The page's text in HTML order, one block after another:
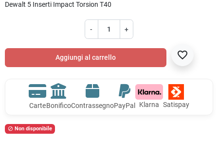
Dewalt 5 Inserti Impact Torsion T40
- +
Aggiungi al carrello favorite_border
CarteBonificoContrassegnoPayPal Klarna Satispay
 Non disponibile